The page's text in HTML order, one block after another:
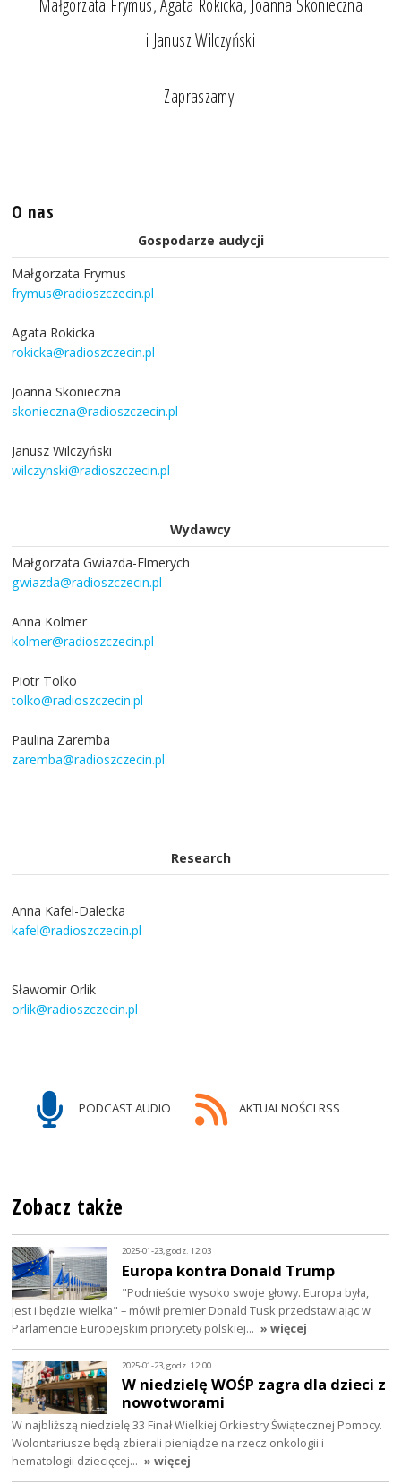
Małgorzata Frymus, Agata Rokicka, Joanna Skonieczna
i Janusz Wilczyński
Zapraszamy!
O nas
Gospodarze audycji
Małgorzata Frymus
frymus@radioszczecin.pl
Agata Rokicka
rokicka@radioszczecin.pl
Joanna Skonieczna
skonieczna@radioszczecin.pl
Janusz Wilczyński
wilczynski@radioszczecin.pl
Wydawcy
Małgorzata Gwiazda-Elmerych
gwiazda@radioszczecin.pl
Anna Kolmer
kolmer@radioszczecin.pl
Piotr Tolko
tolko@radioszczecin.pl
Paulina Zaremba
zaremba@radioszczecin.pl
Research
Anna Kafel-Dalecka
kafel@radioszczecin.pl
Sławomir Orlik
orlik@radioszczecin.pl
PODCAST AUDIO AKTUALNOŚCI RSS
Zobacz także
2025-01-23, godz. 12:03
Europa kontra Donald Trump
"Podnieście wysoko swoje głowy. Europa była,
jest i będzie wielka" – mówił premier Donald Tusk przedstawiając w
Parlamencie Europejskim priorytety polskiej… » więcej
2025-01-23, godz. 12:00
W niedzielę WOŚP zagra dla dzieci z
nowotworami
W najbliższą niedzielę 33 Finał Wielkiej Orkiestry Świątecznej Pomocy.
Wolontariusze będą zbierali pieniądze na rzecz onkologii i
hematologii dziecięcej… » więcej